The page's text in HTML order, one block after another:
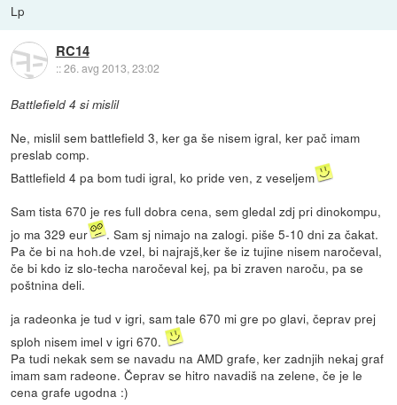
Lp
RC14
::26. avg 2013, 23:02
Battlefield 4 si mislil
Ne, mislil sem battlefield 3, ker ga še nisem igral, ker pač imam
preslab comp.
Battlefield 4 pa bom tudi igral, ko pride ven, z veseljem
Sam tista 670 je res full dobra cena, sem gledal zdj pri dinokompu,
jo ma 329 eur
. Sam sj nimajo na zalogi. piše 5-10 dni za čakat.
Pa če bi na hoh.de vzel, bi najrajš,ker še iz tujine nisem naročeval,
če bi kdo iz slo-techa naročeval kej, pa bi zraven naroču, pa se
poštnina deli.
ja radeonka je tud v igri, sam tale 670 mi gre po glavi, čeprav prej
sploh nisem imel v igri 670.
Pa tudi nekak sem se navadu na AMD grafe, ker zadnjih nekaj graf
imam sam radeone. Čeprav se hitro navadiš na zelene, če je le
cena grafe ugodna :)